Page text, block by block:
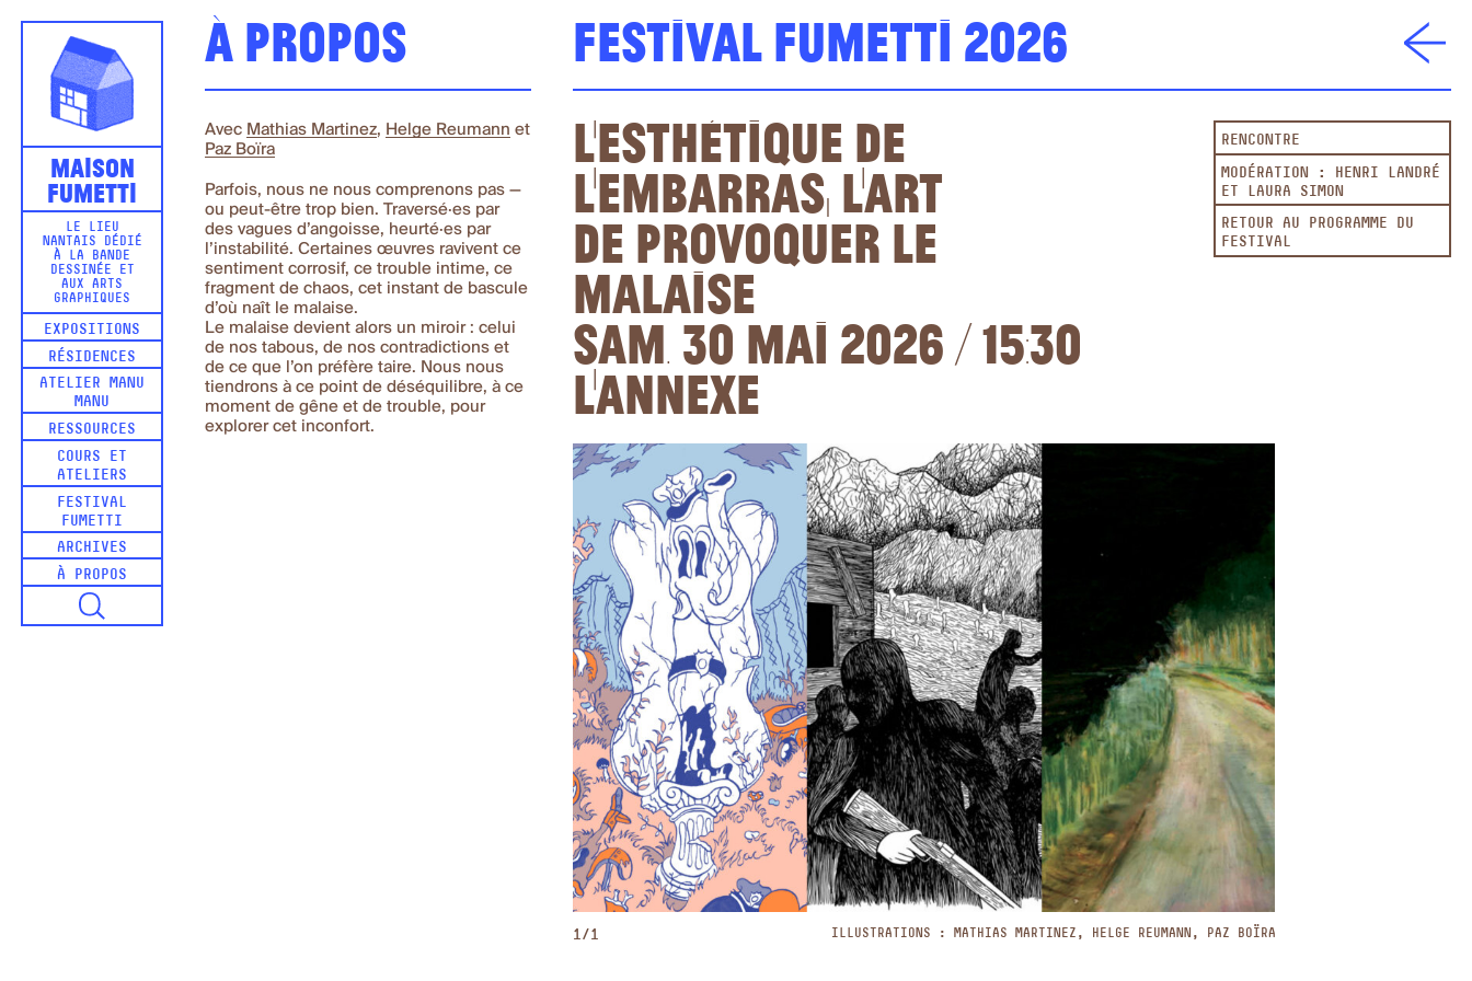
Maison
Fumetti
LE LIEU
NANTAIS DÉDIÉ
À LA BANDE
DESSINÉE ET
AUX ARTS
GRAPHIQUES
EXPOSITIONS
RÉSIDENCES
ATELIER MANU
MANU
RESSOURCES
COURS ET
ATELIERS
FESTIVAL
FUMETTI
ARCHIVES
À PROPOS
À propos
Avec Mathias Martinez, Helge Reumann et
Paz Boïra
Parfois, nous ne nous comprenons pas —
ou peut-être trop bien. Traversé·es par
des vagues d’angoisse, heurté·es par
l’instabilité. Certaines œuvres ravivent ce
sentiment corrosif, ce trouble intime, ce
fragment de chaos, cet instant de bascule
d’où naît le malaise.
Le malaise devient alors un miroir : celui
de nos tabous, de nos contradictions et
de ce que l’on préfère taire. Nous nous
tiendrons à ce point de déséquilibre, à ce
moment de gêne et de trouble, pour
explorer cet inconfort.
Festival Fumetti 2026
L’esthétique de
l’embarras, l’art
de provoquer le
malaise
sam. 30 mai 2026 / 15:30
L'Annexe
RENCONTRE
MODÉRATION : HENRI LANDRÉ
ET LAURA SIMON
RETOUR AU PROGRAMME DU
FESTIVAL
ILLUSTRATIONS : MATHIAS MARTINEZ, HELGE REUMANN, PAZ BOÏRA
1/1